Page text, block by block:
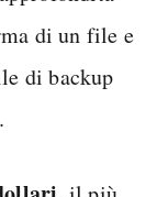
di un file e
di backup
.